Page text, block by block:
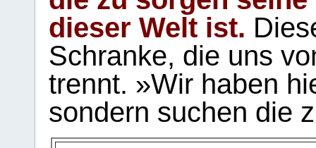
dieser Welt ist.
Schranke, die uns
trennt. »Wir haben
sondern suchen die